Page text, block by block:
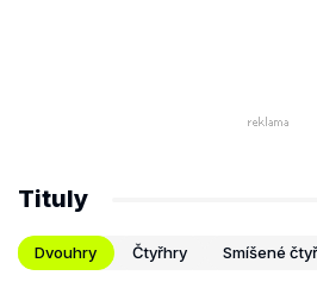
Tituly
Dvouhry Čtyřhry Smíšené